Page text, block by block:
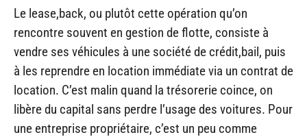
Le lease,back, ou plutôt cette opération qu’on
rencontre souvent en gestion de flotte, consiste à
vendre ses véhicules à une société de crédit,bail, puis
à les reprendre en location immédiate via un contrat de
location. C’est malin quand la trésorerie coince, on
libère du capital sans perdre l’usage des voitures. Pour
une entreprise propriétaire, c’est un peu comme